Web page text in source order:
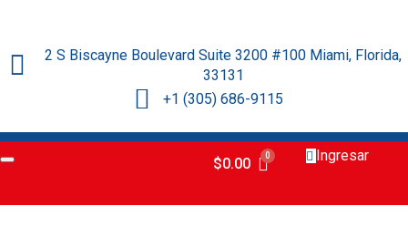
2 S Biscayne Boulevard Suite 3200 #100 Miami, Florida,
33131
+1 (305) 686-9115
$0.00 Ingresar